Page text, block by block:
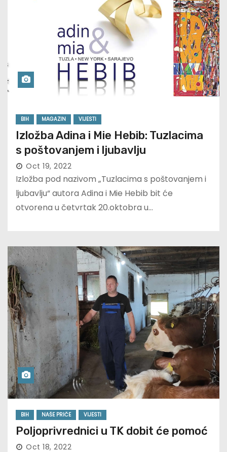
BIH MAGAZIN VIJESTI
Izložba Adina i Mie Hebib: Tuzlacima
s poštovanjem i ljubavlju
Oct 19, 2022
Izložba pod nazivom „Tuzlacima s poštovanjem i
ljubavlju“ autora Adina i Mie Hebib bit će
otvorena u četvrtak 20.oktobra u…
BIH NAŠE PRIČE VIJESTI
Poljoprivrednici u TK dobit će pomoć
Oct 18, 2022